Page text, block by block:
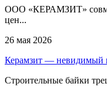
ООО «КЕРАМЗИТ»
цен...
26 мая 2026
Керамзит — невидимый
Строительные байки